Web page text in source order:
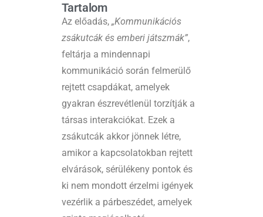
Tartalom
Az előadás, „Kommunikációs
zsákutcák és emberi játszmák”,
feltárja a mindennapi
kommunikáció során felmerülő
rejtett csapdákat, amelyek
gyakran észrevétlenül torzítják a
társas interakciókat. Ezek a
zsákutcák akkor jönnek létre,
amikor a kapcsolatokban rejtett
elvárások, sérülékeny pontok és
ki nem mondott érzelmi igények
vezérlik a párbeszédet, amelyek